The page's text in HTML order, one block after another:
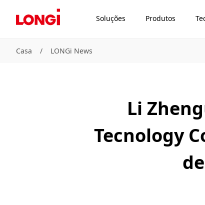
Soluções Produtos
Casa / LONGi News
Li
Tecnology